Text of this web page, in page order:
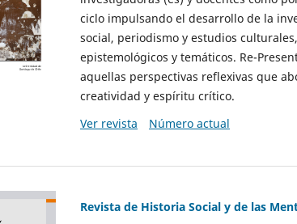
ciclo impulsando el desarrollo de la
social, periodismo y estudios
epistemológicos y temáticos. Re-
aquellas perspectivas reflexivas que
creatividad y espíritu crítico.
Ver revista
Número actual
Revista de Historia Social y de las